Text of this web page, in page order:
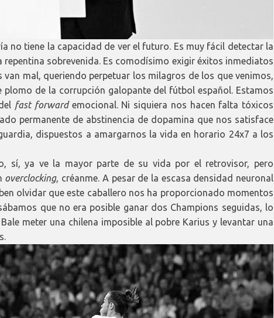
no tiene la capacidad de ver el futuro. Es muy fácil detectar la
sobrevenida. Es comodísimo exigir éxitos inmediatos
mal, queriendo perpetuar los milagros de los que venimos,
de la corrupción galopante del fútbol español. Estamos
fast forwardemocional. Ni siquiera nos hacen falta tóxicos
permanente de abstinencia de dopamina que nos satisface
dispuestos a amargarnos la vida en horario 24x7 a los
sí, ya ve la mayor parte de su vida por el retrovisor, pero
overclocking, créanme. A pesar de la escasa densidad neuronal
olvidar que este caballero nos ha proporcionado momentos
que no era posible ganar dos Champions seguidas, lo
meter una chilena imposible al pobre Karius y levantar una